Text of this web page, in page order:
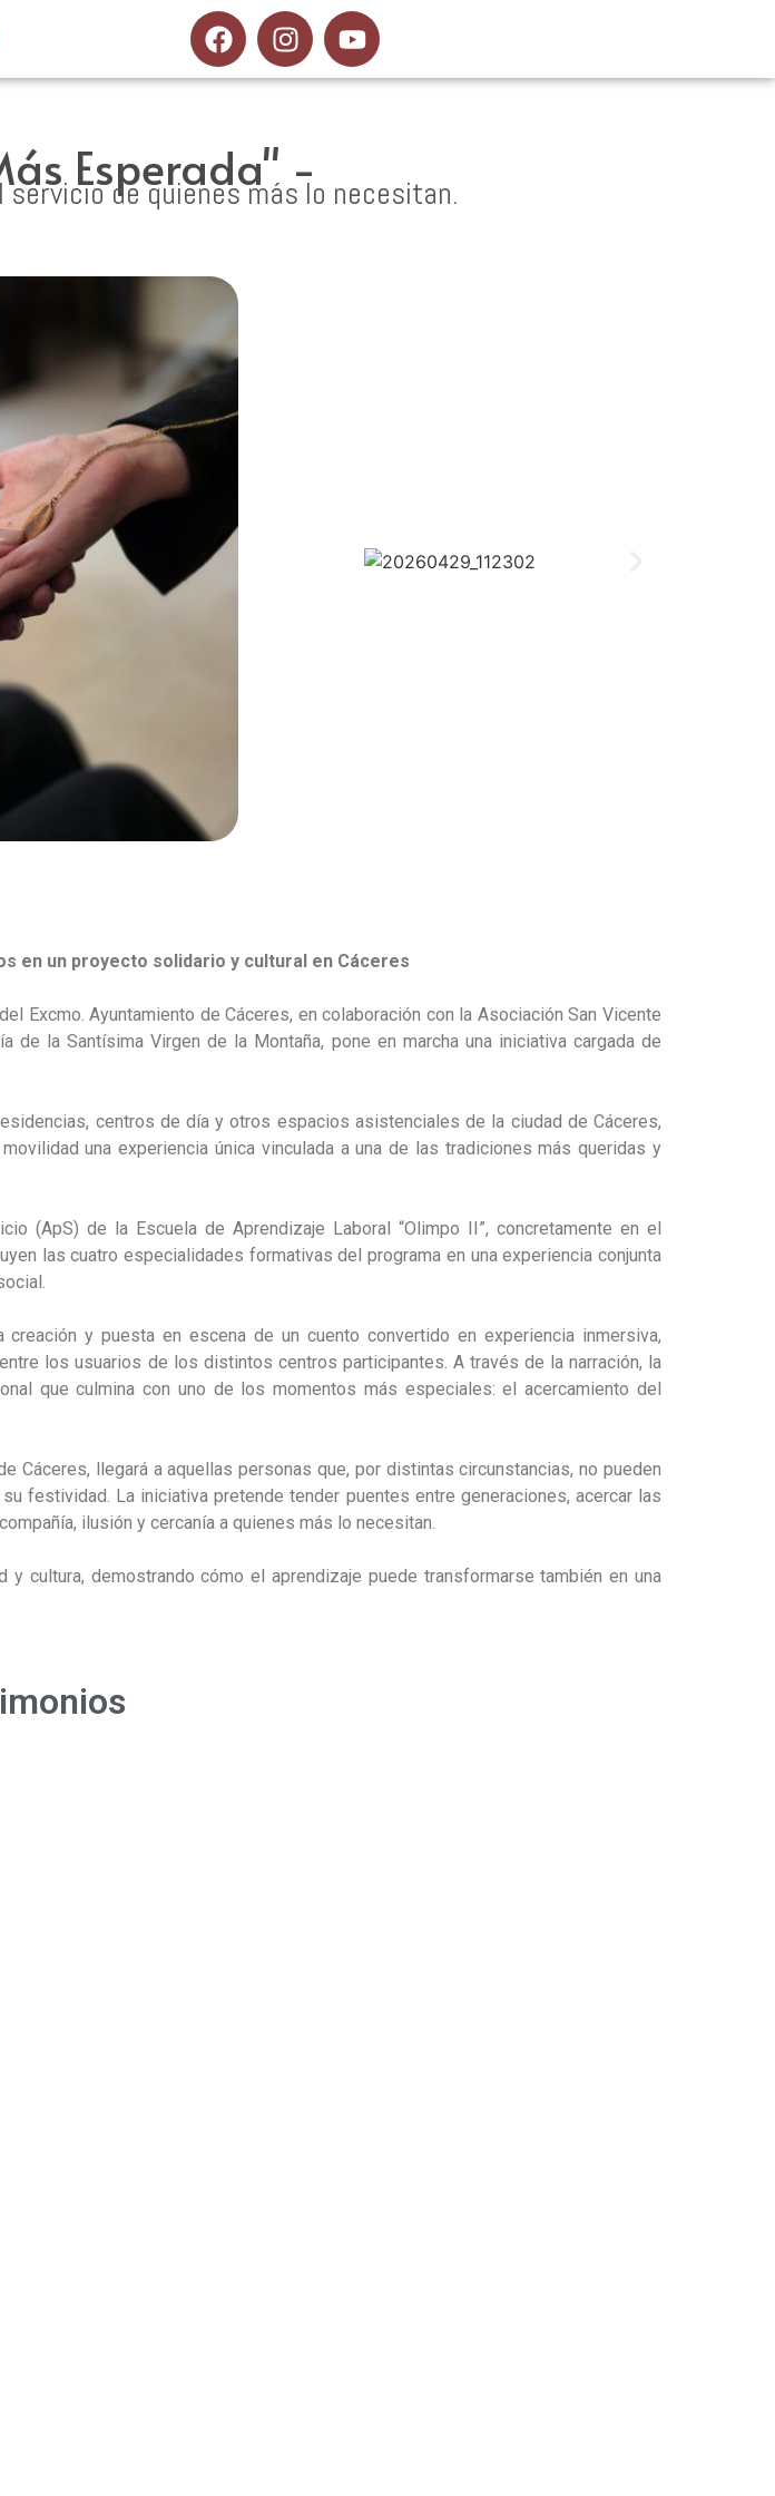
Esperada" -
de quienes más lo necesitan.
en un proyecto solidario y cultural en Cáceres
Excmo. Ayuntamiento de Cáceres, en colaboración con la Asociación San Vicente
la Santísima Virgen de la Montaña, pone en marcha una iniciativa cargada de
centros de día y otros espacios asistenciales de la ciudad de Cáceres,
una experiencia única vinculada a una de las tradiciones más queridas y
(ApS) de la Escuela de Aprendizaje Laboral “Olimpo II”, concretamente en el
las cuatro especialidades formativas del programa en una experiencia conjunta
y puesta en escena de un cuento convertido en experiencia inmersiva,
los usuarios de los distintos centros participantes. A través de la narración, la
que culmina con uno de los momentos más especiales: el acercamiento del
Cáceres, llegará a aquellas personas que, por distintas circunstancias, no pueden
festividad. La iniciativa pretende tender puentes entre generaciones, acercar las
ilusión y cercanía a quienes más lo necesitan.
cultura, demostrando cómo el aprendizaje puede transformarse también en una